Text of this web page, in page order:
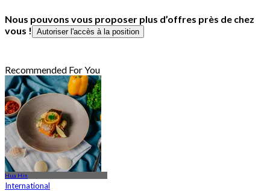
Nous pouvons vous proposer plus d’offres près de chez
vous !
Autoriser l'accès à la position
Recommended For You
Hua Hin
International